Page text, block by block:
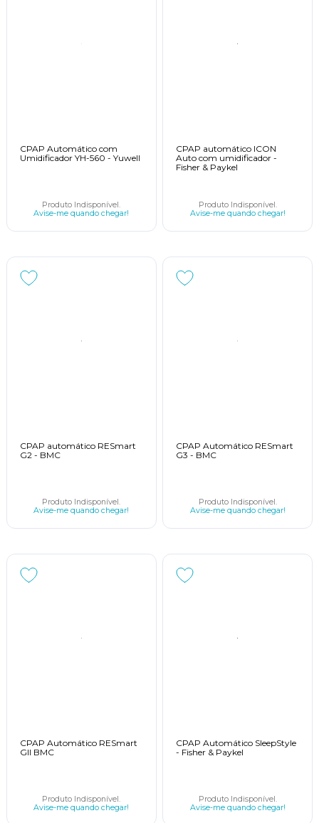
CPAP Automático com
Umidificador YH-560 - Yuwell
Produto Indisponível.
Avise-me quando chegar!
CPAP automático ICON
Auto com umidificador -
Fisher & Paykel
Produto Indisponível.
Avise-me quando chegar!
CPAP automático RESmart
G2 - BMC
Produto Indisponível.
Avise-me quando chegar!
CPAP Automático RESmart
G3 - BMC
Produto Indisponível.
Avise-me quando chegar!
CPAP Automático RESmart
Gll BMC
Produto Indisponível.
Avise-me quando chegar!
CPAP Automático SleepStyle
- Fisher & Paykel
Produto Indisponível.
Avise-me quando chegar!